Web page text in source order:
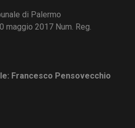
di Palermo
maggio 2017 Num. Reg.
Francesco Pensovecchio